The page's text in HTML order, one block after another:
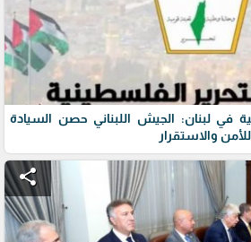
في لبنان: الجيش اللبناني حصن السيادة
والاستقرار
share